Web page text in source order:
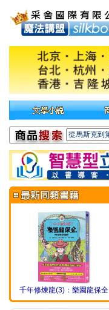
千年修煉龍(3)：樂園龍保全